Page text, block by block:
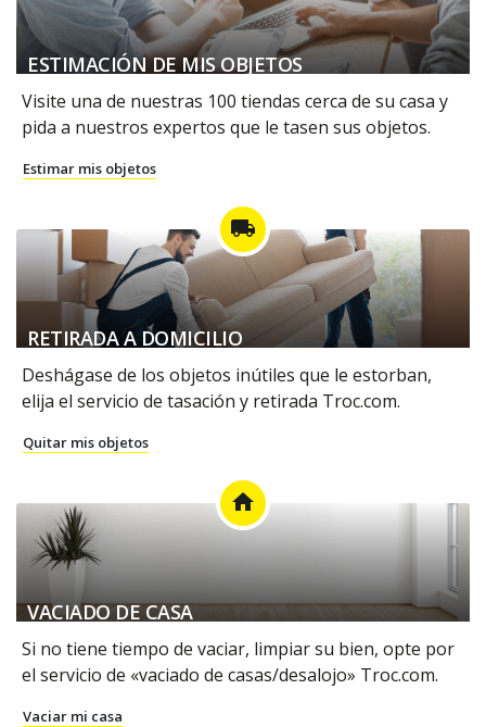
ESTIMACIÓN DE MIS OBJETOS
Visite una de nuestras 100 tiendas cerca de su casa y
pida a nuestros expertos que le tasen sus objetos.
Estimar mis objetos
local_shipping
RETIRADA A DOMICILIO
Deshágase de los objetos inútiles que le estorban,
elija el servicio de tasación y retirada Troc.com.
Quitar mis objetos
home
VACIADO DE CASA
Si no tiene tiempo de vaciar, limpiar su bien, opte por
el servicio de «vaciado de casas/desalojo» Troc.com.
Vaciar mi casa